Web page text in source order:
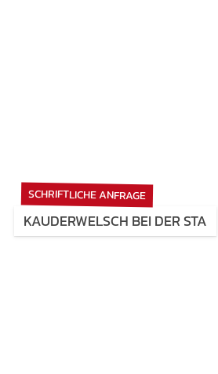
SCHRIFTLICHE ANFRAGE
KAUDERWELSCH BEI DER STA